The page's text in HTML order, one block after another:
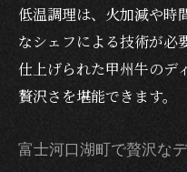
しっとり柔らか甲
ディナーで堪
の秘密
低温調理が生み
低温調理は、火加減や時
なシェフによる技術が必
仕上げられた甲州牛のデ
贅沢さを堪能できます。
富士河口湖町で贅沢な